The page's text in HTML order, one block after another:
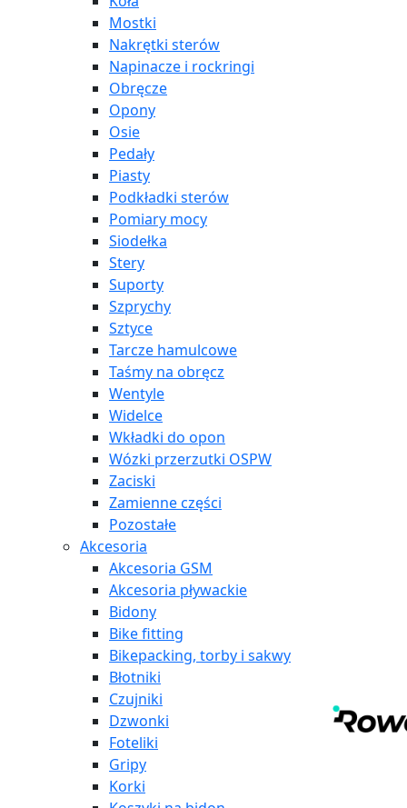
Mostki
Nakrętki sterów
Napinacze i rockringi
Obręcze
Opony
Osie
Pedały
Piasty
Podkładki sterów
Pomiary mocy
Siodełka
Stery
Suporty
Szprychy
Sztyce
Tarcze hamulcowe
Taśmy na obręcz
Wentyle
Widelce
Wkładki do opon
Wózki przerzutki OSPW
Zaciski
Zamienne części
Pozostałe
Akcesoria
Akcesoria GSM
Akcesoria pływackie
Bidony
Bike fitting
Bikepacking, torby i sakwy
Błotniki
Czujniki
Dzwonki
Foteliki
Gripy
Korki